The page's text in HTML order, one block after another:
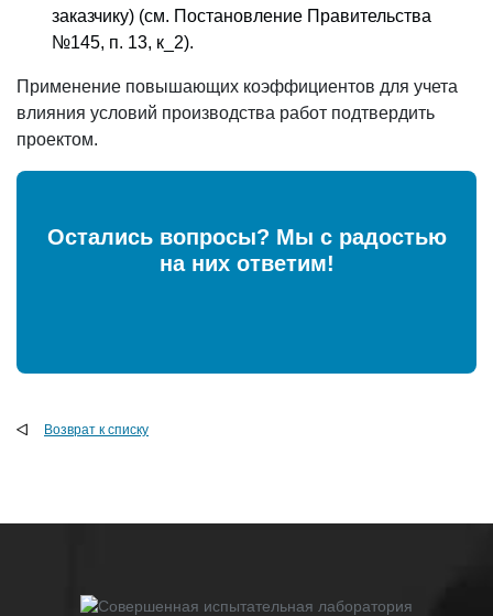
заказчику) (см. Постановление Правительства
№145, п. 13, к_2).
Применение повышающих коэффициентов для учета
влияния условий производства работ подтвердить
проектом.
Остались вопросы? Мы с радостью
на них ответим!
Возврат к списку